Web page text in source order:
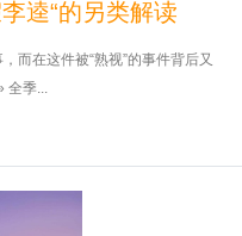
逵“的另类解读
而在这件被“熟视”的事件背后又
全季...